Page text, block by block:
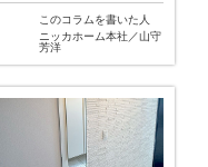
このコラムを書いた人
ニッカホーム本社／山守
芳洋